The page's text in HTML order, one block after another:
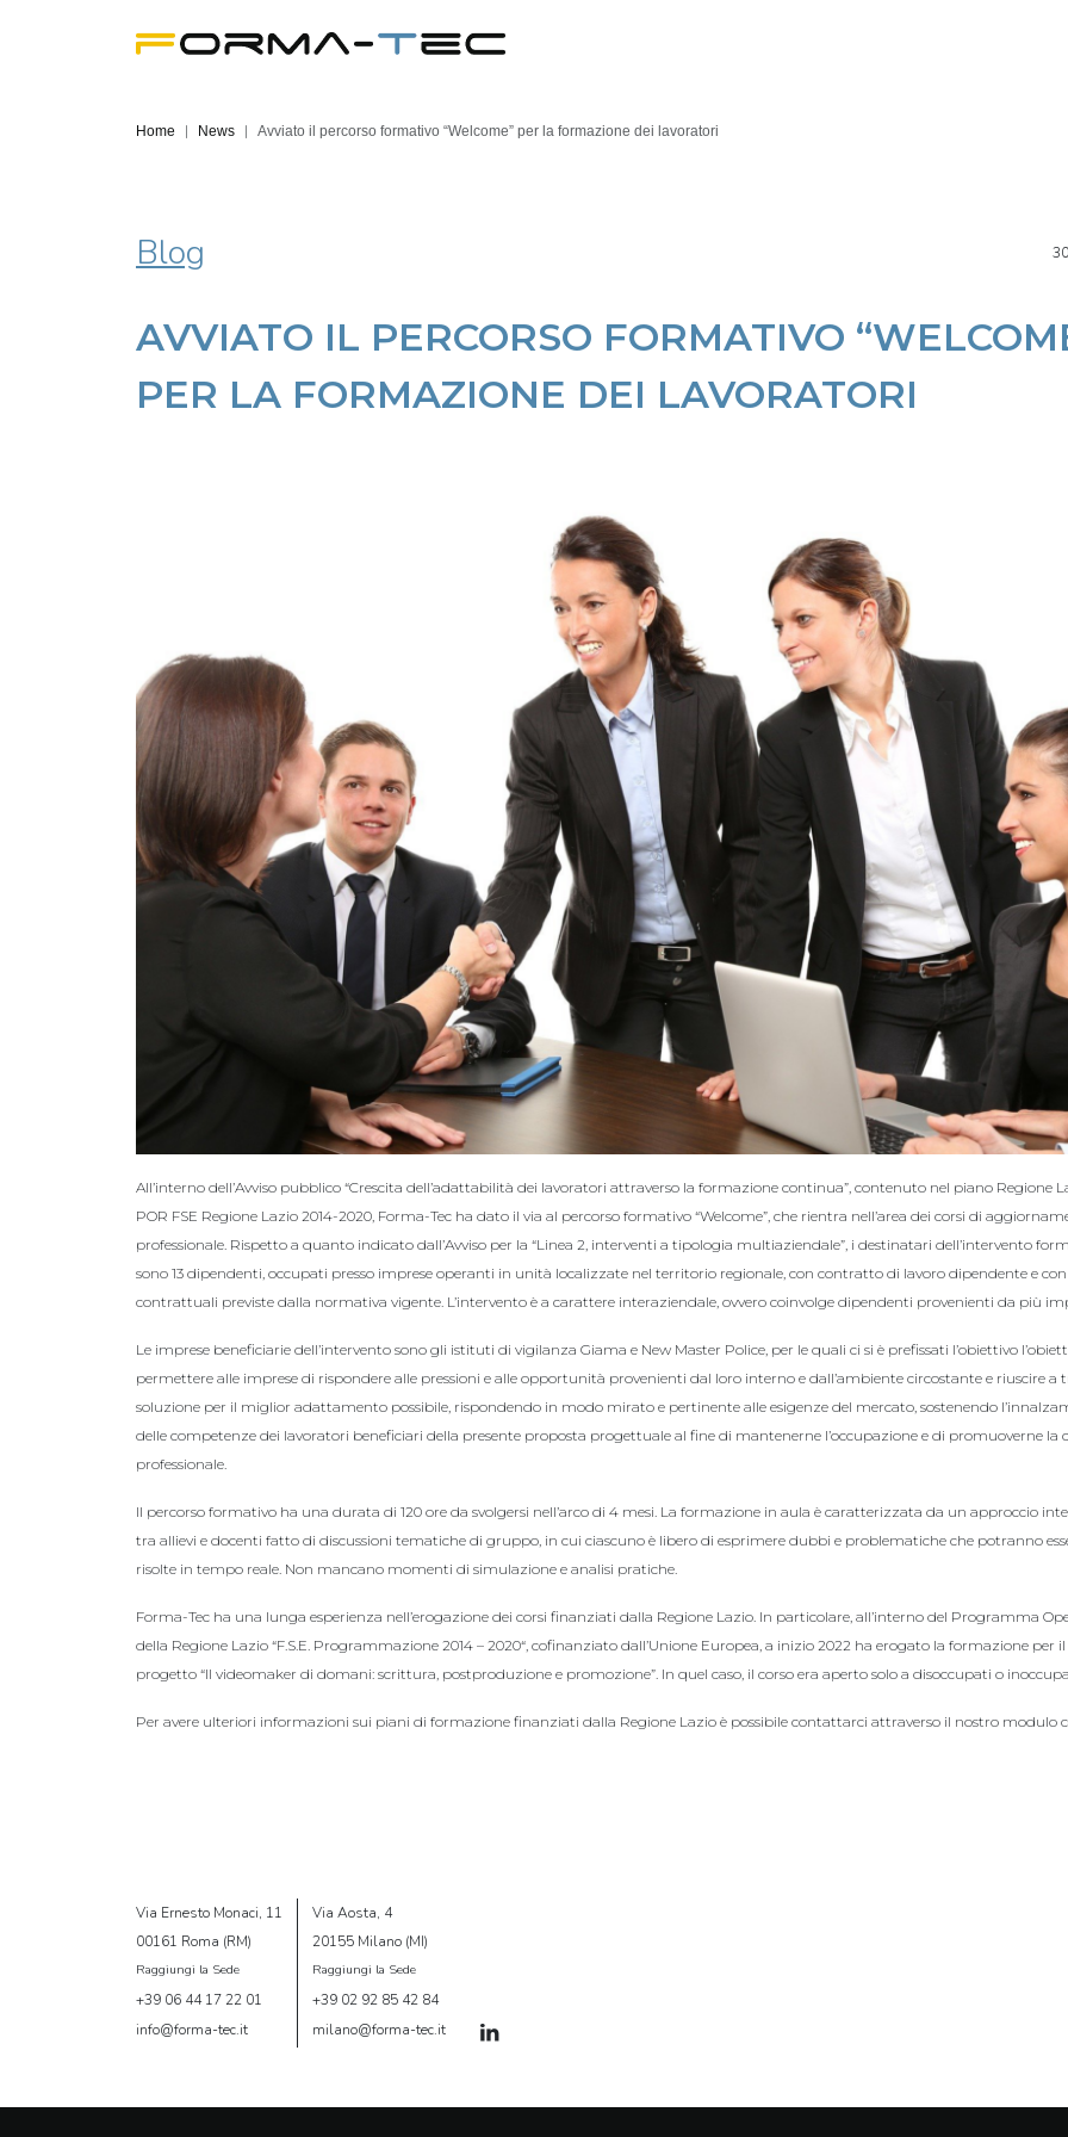
Home News Avviato il percorso formativo “Welcome” per la formazione dei lavoratori
Blog
AVVIATO IL PERCORSO FORMATIVO
PER LA FORMAZIONE DEI LAVORATORI
All’interno dell’Avviso pubblico “Crescita dell’adattabilità dei lavoratori attraverso la formazione continua”, contenuto nel piano Regione
POR FSE Regione Lazio 2014-2020, Forma-Tec ha dato il via al percorso formativo “Welcome”, che rientra nell’area dei corsi di
professionale. Rispetto a quanto indicato dall’Avviso per la “Linea 2, interventi a tipologia multiaziendale”, i destinatari dell’intervento
sono 13 dipendenti, occupati presso imprese operanti in unità localizzate nel territorio regionale, con contratto di lavoro dipendente e
contrattuali previste dalla normativa vigente. L’intervento è a carattere interaziendale, ovvero coinvolge dipendenti provenienti da più
Le imprese beneficiarie dell’intervento sono gli istituti di vigilanza Giama e New Master Police, per le quali ci si è prefissati l’obiettivo
permettere alle imprese di rispondere alle pressioni e alle opportunità provenienti dal loro interno e dall’ambiente circostante e riuscire a
soluzione per il miglior adattamento possibile, rispondendo in modo mirato e pertinente alle esigenze del mercato, sostenendo
delle competenze dei lavoratori beneficiari della presente proposta progettuale al fine di mantenerne l’occupazione e di promuoverne la
professionale.
Il percorso formativo ha una durata di 120 ore da svolgersi nell’arco di 4 mesi. La formazione in aula è caratterizzata da un approccio
tra allievi e docenti fatto di discussioni tematiche di gruppo, in cui ciascuno è libero di esprimere dubbi e problematiche che potranno
risolte in tempo reale. Non mancano momenti di simulazione e analisi pratiche.
Forma-Tec ha una lunga esperienza nell’erogazione dei corsi finanziati dalla Regione Lazio. In particolare, all’interno del Programma
della Regione Lazio “F.S.E. Programmazione 2014 – 2020“, cofinanziato dall’Unione Europea, a inizio 2022 ha erogato la formazione per il
progetto “Il videomaker di domani: scrittura, postproduzione e promozione”. In quel caso, il corso era aperto solo a disoccupati o
Per avere ulteriori informazioni sui piani di formazione finanziati dalla Regione Lazio è possibile contattarci attraverso il nostro modulo
Via Ernesto Monaci, 11
00161 Roma (RM)
Raggiungi la Sede
+39 06 44 17 22 01
info@forma-tec.it
Via Aosta, 4
20155 Milano (MI)
Raggiungi la Sede
+39 02 92 85 42 84
milano@forma-tec.it